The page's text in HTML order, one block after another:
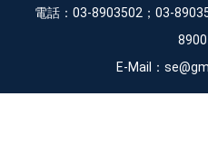
電話：03-8903502；03-
E-Mail：